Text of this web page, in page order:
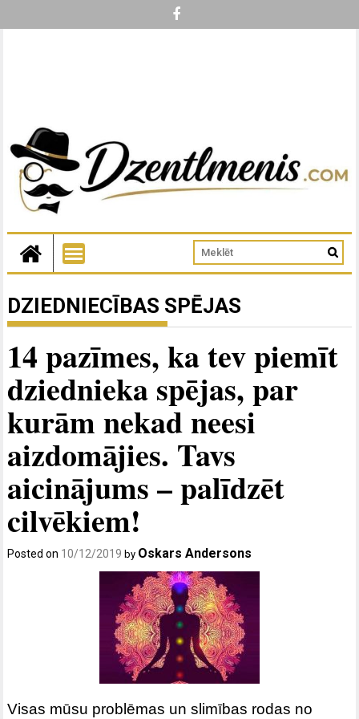
DZIEDNIECĪBAS SPĒJAS
14 pazīmes, ka tev piemīt
dziednieka spējas, par
kurām nekad neesi
aizdomājies. Tavs
aicinājums – palīdzēt
cilvēkiem!
Posted on 10/12/2019 by Oskars Andersons
Visas mūsu problēmas un slimības rodas no